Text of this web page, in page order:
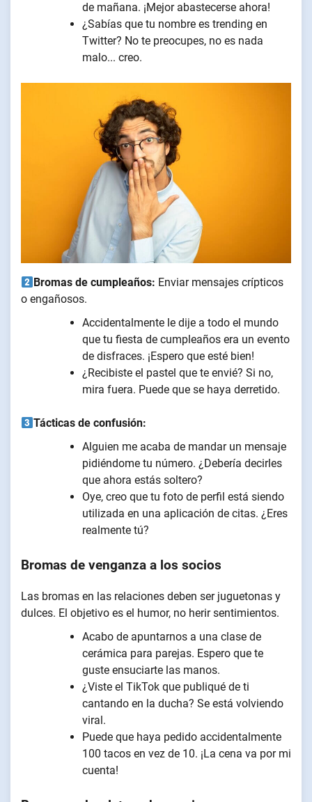
de mañana. ¡Mejor abastecerse ahora!
¿Sabías que tu nombre es trending en
Twitter? No te preocupes, no es nada
malo... creo.
Bromas de cumpleaños: Enviar mensajes crípticos
o engañosos.
Accidentalmente le dije a todo el mundo
que tu fiesta de cumpleaños era un evento
de disfraces. ¡Espero que esté bien!
¿Recibiste el pastel que te envié? Si no,
mira fuera. Puede que se haya derretido.
Tácticas de confusión:
Alguien me acaba de mandar un mensaje
pidiéndome tu número. ¿Debería decirles
que ahora estás soltero?
Oye, creo que tu foto de perfil está siendo
utilizada en una aplicación de citas. ¿Eres
realmente tú?
Bromas de venganza a los socios
Las bromas en las relaciones deben ser juguetonas y
dulces. El objetivo es el humor, no herir sentimientos.
Acabo de apuntarnos a una clase de
cerámica para parejas. Espero que te
guste ensuciarte las manos.
¿Viste el TikTok que publiqué de ti
cantando en la ducha? Se está volviendo
viral.
Puede que haya pedido accidentalmente
100 tacos en vez de 10. ¡La cena va por mi
cuenta!